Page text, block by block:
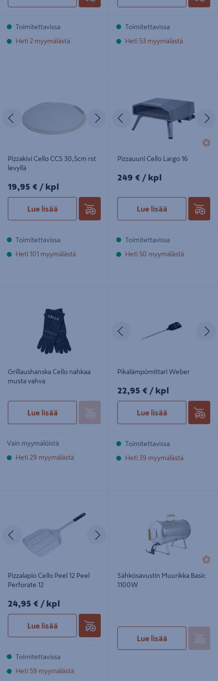
Toimitettavissa
Heti 2 myymälästä
Toimitettavissa
Heti 53 myymälästä
Edellinen Seuraava
Pizzakivi Cello CCS 30,5cm rst
levyllä
19,95€/kpl
19,95 € / kpl
Lue lisää
Toimitettavissa
Heti 101 myymälästä
Edellinen
Pizzauuni Cello Largo 16
249€/kpl
249 € / kpl
Lue lisää
Toimitettavissa
Heti 50 myymälästä
Grillaushanska Cello nahkaa
musta vahva
Lue lisää
Vain myymälöistä
Heti 29 myymälästä
Pikalämpömittari Weber
22,95€/kpl
22,95 € / kpl
Lue lisää
Toimitettavissa
Heti 39 myymälästä
Edellinen
Pizzalapio Cello Peel 12 Peel
Perforate 12
24,95€/kpl
24,95 € / kpl
Lue lisää
Toimitettavissa
Heti 59 myymälästä
Sähkösavustin Muurikka Basic
1100W
Lue lisää